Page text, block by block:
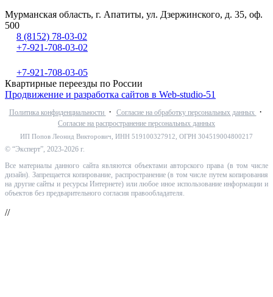
Мурманская область, г. Апатиты, ул. Дзержинского, д. 35, оф.
500
8 (8152) 78-03-02
+7-921-708-03-02
+7-921-708-03-05
Квартирные переезды по России
Продвижение и разработка сайтов в Web-studio-51
Политика конфиденциальности · Согласие на обработку персональных данных ·
Согласие на распространение персональных данных
ИП Попов Леонид Викторович, ИНН 519100327912, ОГРН 304519004800217
© “Эксперт”, 2023-2026 г.
Все материалы данного сайта являются объектами авторского права (в том числе
дизайн). Запрещается копирование, распространение (в том числе путем копирования
на другие сайты и ресурсы Интернете) или любое иное использование информации и
объектов без предварительного согласия правообладателя.
//